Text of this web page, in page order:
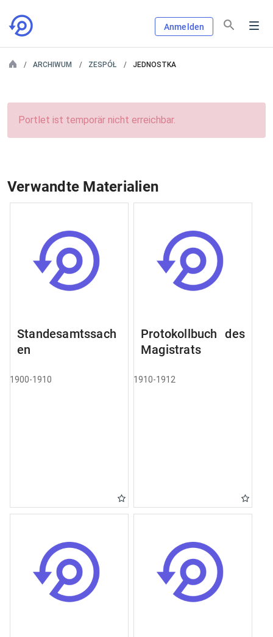
Anmelden
ARCHIWUM ZESPÓŁ JEDNOSTKA
Portlet ist temporär nicht erreichbar.
Verwandte Materialien
Standesamtssach
en
1900-1910
Protokollbuch des
Magistrats
1910-1912